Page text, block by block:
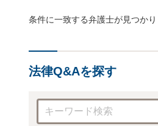
条件に一致する弁護士が見つか
法律Q&Aを探す